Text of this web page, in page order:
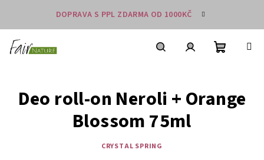
obsah
DOPRAVA S PPL ZDARMA OD 1000KČ
Nákupní
Deo roll-on Neroli + Orange
Blossom 75ml
CRYSTAL SPRING